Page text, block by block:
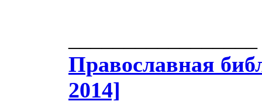
Православная​
2014]